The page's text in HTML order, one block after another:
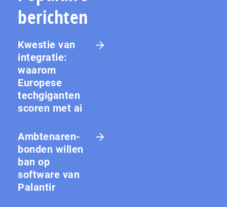
berichten
Kwestie van
integratie:
waarom
Europese
techgiganten
scoren met ai
Amb­te­na­ren­
bon­den willen
ban op
software van
Palantir